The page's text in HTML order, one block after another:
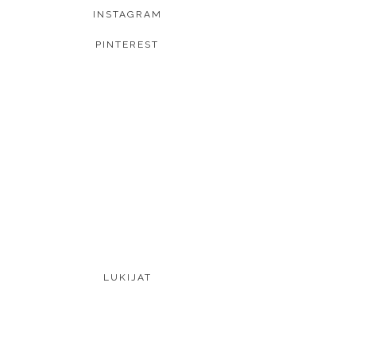
INSTAGRAM
PINTEREST
LUKIJAT